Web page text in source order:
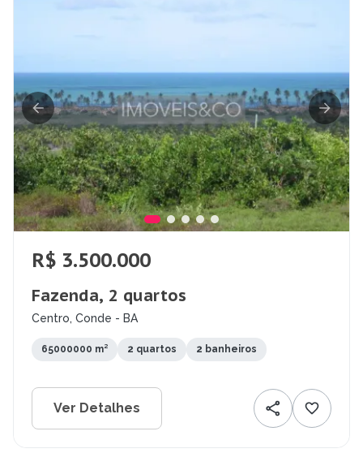
R$ 3.500.000
Fazenda, 2 quartos
Centro, Conde - BA
65000000 m² 2 quartos 2 banheiros
Ver Detalhes